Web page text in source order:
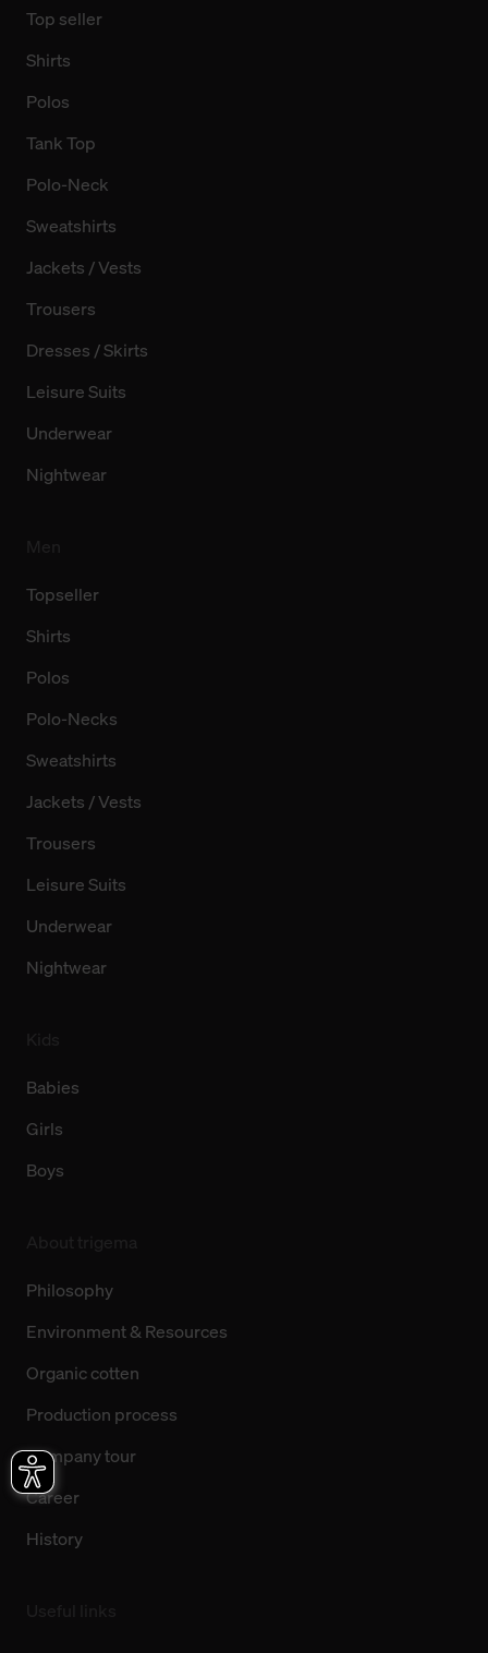
Top seller
Shirts
Polos
Tank Top
Polo-Neck
Sweatshirts
Jackets / Vests
Trousers
Dresses / Skirts
Leisure Suits
Underwear
Nightwear
Topseller
Shirts
Polos
Polo-Necks
Sweatshirts
Jackets / Vests
Trousers
Leisure Suits
Underwear
Nightwear
Babies
Girls
Boys
Philosophy
Environment & Resources
Organic cotten
Production process
Company tour
Career
History